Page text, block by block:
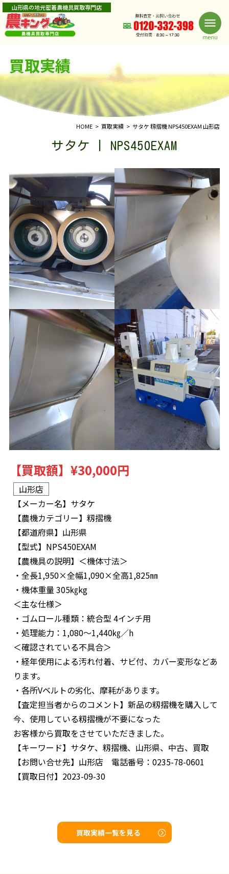
山形県の地元密着農機具買取専門店
買取実績
HOME 買取実績 サタケ 籾摺機 NPS450EXAM 山形店
サタケ | NPS450EXAM
【買取額】 ¥30,000円
山形店
【メーカー名】 サタケ
【農機カテゴリー】 籾摺機
【都道府県】 山形県
【型式】 NPS450EXAM
【農機具の説明】 ＜機体寸法＞
・全長1,950×全幅1,090×全高1,825㎜
・機体重量 305㎏kg
＜主な仕様＞
・ゴムロール種類：統合型 4インチ用
・処理能力：1,080～1,440㎏／h
＜確認されている不具合＞
・経年使用による汚れ付着、サビ付、カバー変形などあ
ります。
・各所Vベルトの劣化、摩耗があります。
【査定担当者からのコメント】 新品の籾摺機を購入して
今、使用している籾摺機が不要になった
お客様から買取をさせていただきました。
【キーワード】 サタケ、籾摺機、山形県、中古、買取
【お問い合せ先】 山形店 電話番号：0235-78-0601
【買取日付】 2023-09-30
買取実績一覧を見る